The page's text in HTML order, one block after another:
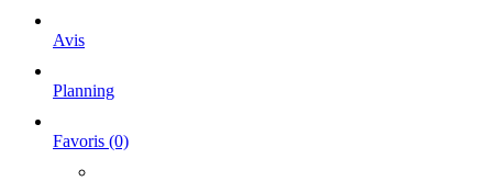
Avis
Planning
Favoris (0)